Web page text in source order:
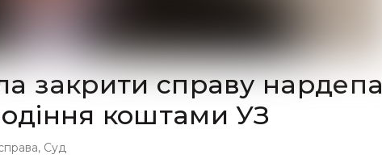
закрити справу нардепа
коштами УЗ
, Суд